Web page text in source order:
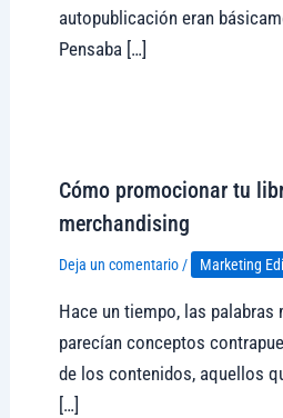
autopublicación eran
Pensaba […]
Cómo promocionar tu
merchandising
Deja un comentario / Marketing
Hace un tiempo, las palabras
parecían conceptos
de los contenidos, aquellos
[…]